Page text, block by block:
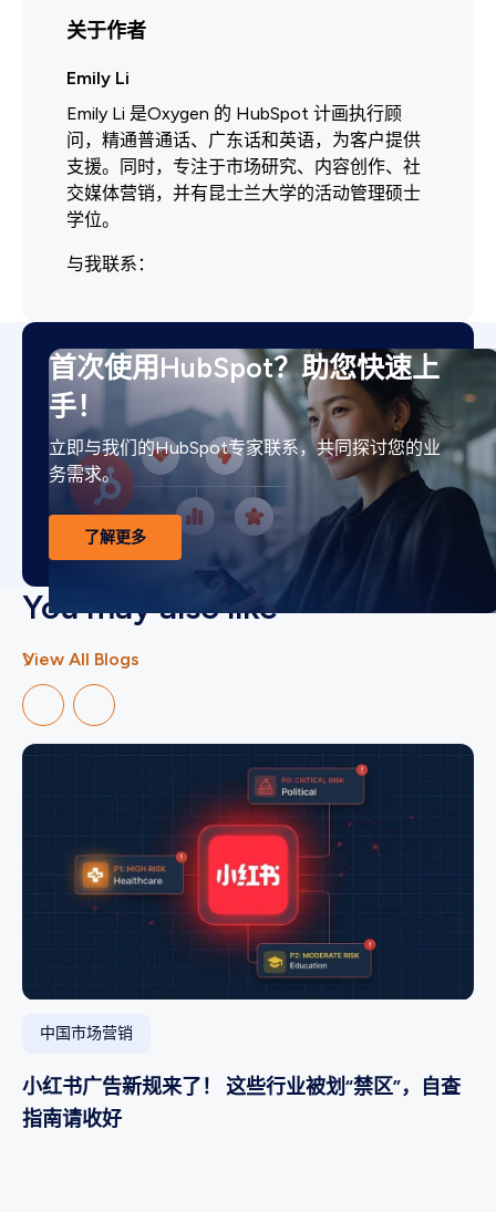
关于作者
Emily Li
Emily Li 是Oxygen 的 HubSpot 计画执行顾
问，精通普通话、广东话和英语，为客户提供
支援。同时，专注于市场研究、内容创作、社
交媒体营销，并有昆士兰大学的活动管理硕士
学位。
与我联系：
首次使用HubSpot？助您快速上
手！
立即与我们的HubSpot专家联系，共同探讨您的业
务需求。
了解更多
You may also like
View All Blogs
中国市场营销
小红书广告新规来了！ 这些行业被划“禁区”，自查
指南请收好